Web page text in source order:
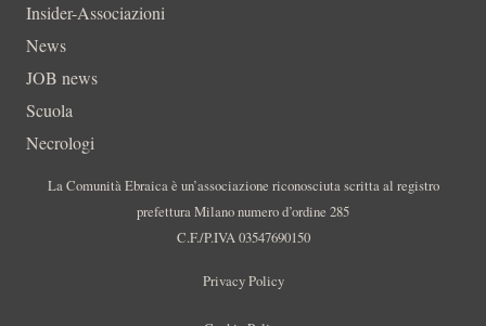
Insider-Associazioni
News
JOB news
Scuola
Necrologi
La Comunità Ebraica è un’associazione riconosciuta scritta al registro
prefettura Milano numero d’ordine 285
C.F./P.IVA 03547690150
Privacy Policy